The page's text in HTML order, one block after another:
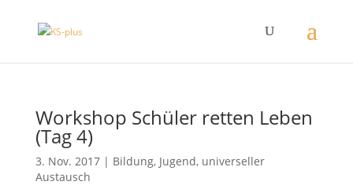
Workshop Schüler retten Leben
(Tag 4)
3. Nov. 2017| Bildung, Jugend, universeller
Austausch